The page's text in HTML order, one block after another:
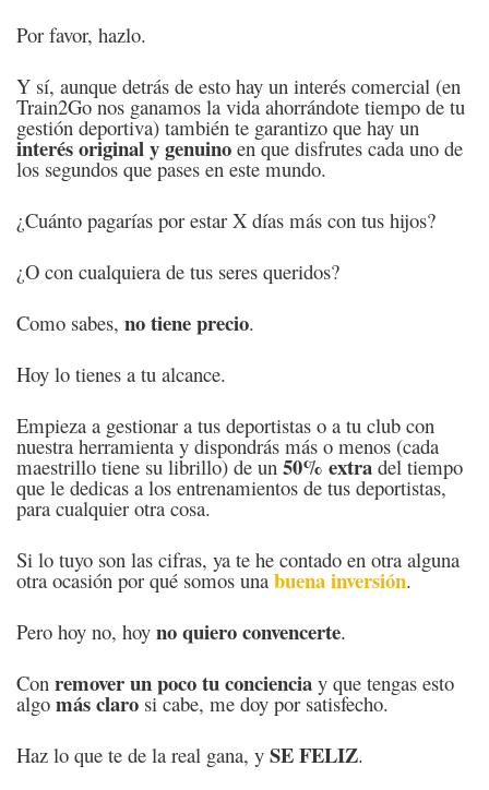
Por favor, hazlo.
Y sí, aunque detrás de esto hay un interés comercial (en
Train2Go nos ganamos la vida ahorrándote tiempo de tu
gestión deportiva) también te garantizo que hay un
interés original y genuino en que disfrutes cada uno de
los segundos que pases en este mundo.
¿Cuánto pagarías por estar X días más con tus hijos?
¿O con cualquiera de tus seres queridos?
Como sabes, no tiene precio.
Hoy lo tienes a tu alcance.
Empieza a gestionar a tus deportistas o a tu club con
nuestra herramienta y dispondrás más o menos (cada
maestrillo tiene su librillo) de un 50% extra del tiempo
que le dedicas a los entrenamientos de tus deportistas,
para cualquier otra cosa.
Si lo tuyo son las cifras, ya te he contado en otra alguna
otra ocasión por qué somos una buena inversión.
Pero hoy no, hoy no quiero convencerte.
Con remover un poco tu conciencia y que tengas esto
algo más claro si cabe, me doy por satisfecho.
Haz lo que te de la real gana, y SE FELIZ.